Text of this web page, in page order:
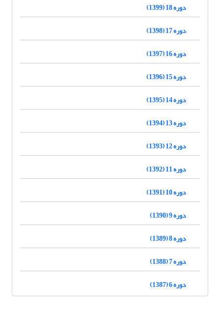
دوره 18 (1399)
دوره 17 (1398)
دوره 16 (1397)
دوره 15 (1396)
دوره 14 (1395)
دوره 13 (1394)
دوره 12 (1393)
دوره 11 (1392)
دوره 10 (1391)
دوره 9 (1390)
دوره 8 (1389)
دوره 7 (1388)
دوره 6 (1387)